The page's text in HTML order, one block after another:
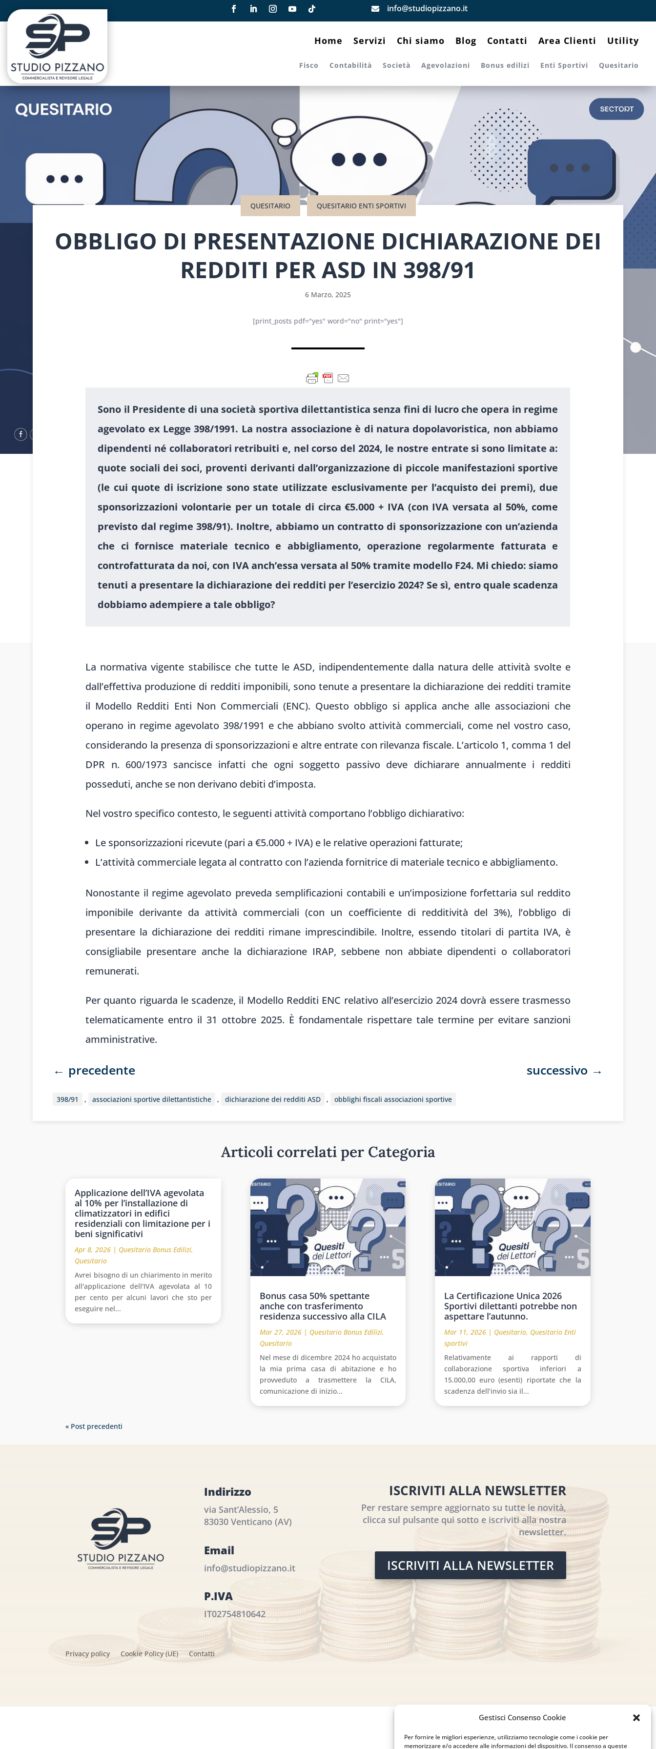
Gestisci Consenso Cookie
Per fornire le migliori esperienze, utilizziamo tecnologie come i cookie per
memorizzare e/o accedere alle informazioni del dispositivo. Il consenso a queste
 info@studiopizzano.it
Home Servizi Chi siamo Blog Contatti Area Clienti Utility
Fisco Contabilità Società Agevolazioni Bonus edilizi Enti Sportivi Quesitario
QUESITARIO QUESITARIO ENTI SPORTIVI
OBBLIGO DI PRESENTAZIONE DICHIARAZIONE DEI
REDDITI PER ASD IN 398/91
6 Marzo, 2025
[print_posts pdf="yes" word="no" print="yes"]
Sono il Presidente di una società sportiva dilettantistica senza fini di lucro che opera in regime
agevolato ex Legge 398/1991. La nostra associazione è di natura dopolavoristica, non abbiamo
dipendenti né collaboratori retribuiti e, nel corso del 2024, le nostre entrate si sono limitate a:
quote sociali dei soci, proventi derivanti dall’organizzazione di piccole manifestazioni sportive
(le cui quote di iscrizione sono state utilizzate esclusivamente per l’acquisto dei premi), due
sponsorizzazioni volontarie per un totale di circa €5.000 + IVA (con IVA versata al 50%, come
previsto dal regime 398/91). Inoltre, abbiamo un contratto di sponsorizzazione con un’azienda
che ci fornisce materiale tecnico e abbigliamento, operazione regolarmente fatturata e
controfatturata da noi, con IVA anch’essa versata al 50% tramite modello F24. Mi chiedo: siamo
tenuti a presentare la dichiarazione dei redditi per l’esercizio 2024? Se sì, entro quale scadenza
dobbiamo adempiere a tale obbligo?
La normativa vigente stabilisce che tutte le ASD, indipendentemente dalla natura delle attività svolte e
dall’effettiva produzione di redditi imponibili, sono tenute a presentare la dichiarazione dei redditi tramite
il Modello Redditi Enti Non Commerciali (ENC). Questo obbligo si applica anche alle associazioni che
operano in regime agevolato 398/1991 e che abbiano svolto attività commerciali, come nel vostro caso,
considerando la presenza di sponsorizzazioni e altre entrate con rilevanza fiscale. L’articolo 1, comma 1 del
DPR n. 600/1973 sancisce infatti che ogni soggetto passivo deve dichiarare annualmente i redditi
posseduti, anche se non derivano debiti d’imposta.
Nel vostro specifico contesto, le seguenti attività comportano l’obbligo dichiarativo:
Le sponsorizzazioni ricevute (pari a €5.000 + IVA) e le relative operazioni fatturate;
L’attività commerciale legata al contratto con l’azienda fornitrice di materiale tecnico e abbigliamento.
Nonostante il regime agevolato preveda semplificazioni contabili e un’imposizione forfettaria sul reddito
imponibile derivante da attività commerciali (con un coefficiente di redditività del 3%), l’obbligo di
presentare la dichiarazione dei redditi rimane imprescindibile. Inoltre, essendo titolari di partita IVA, è
consigliabile presentare anche la dichiarazione IRAP, sebbene non abbiate dipendenti o collaboratori
remunerati.
Per quanto riguarda le scadenze, il Modello Redditi ENC relativo all’esercizio 2024 dovrà essere trasmesso
telematicamente entro il 31 ottobre 2025. È fondamentale rispettare tale termine per evitare sanzioni
amministrative.
← precedente successivo →
398/91 , associazioni sportive dilettantistiche , dichiarazione dei redditi ASD , obblighi fiscali associazioni sportive
Articoli correlati per Categoria
Applicazione dell’IVA agevolata
al 10% per l’installazione di
climatizzatori in edifici
residenziali con limitazione per i
beni significativi
Apr 8, 2026 | Quesitario Bonus Edilizi,
Quesitario
Avrei bisogno di un chiarimento in merito
all'applicazione dell'IVA agevolata al 10
per cento per alcuni lavori che sto per
eseguire nel...
Bonus casa 50% spettante
anche con trasferimento
residenza successivo alla CILA
Mar 27, 2026| Quesitario Bonus Edilizi,
Quesitario
Nel mese di dicembre 2024 ho acquistato
la mia prima casa di abitazione e ho
provveduto a trasmettere la CILA,
comunicazione di inizio...
La Certificazione Unica 2026
Sportivi dilettanti potrebbe non
aspettare l’autunno.
Mar 11, 2026| Quesitario, Quesitario Enti
sportivi
Relativamente ai rapporti di
collaborazione sportiva inferiori a
15.000,00 euro (esenti) riportate che la
scadenza dell’invio sia il...
« Post precedenti
Indirizzo
via Sant’Alessio, 5
83030 Venticano (AV)
Email
info@studiopizzano.it
P.IVA
IT02754810642
ISCRIVITI ALLA NEWSLETTER
Per restare sempre aggiornato su tutte le novità,
clicca sul pulsante qui sotto e iscriviti alla nostra
newsletter.
ISCRIVITI ALLA NEWSLETTER
Privacy policy Cookie Policy (UE) Contatti